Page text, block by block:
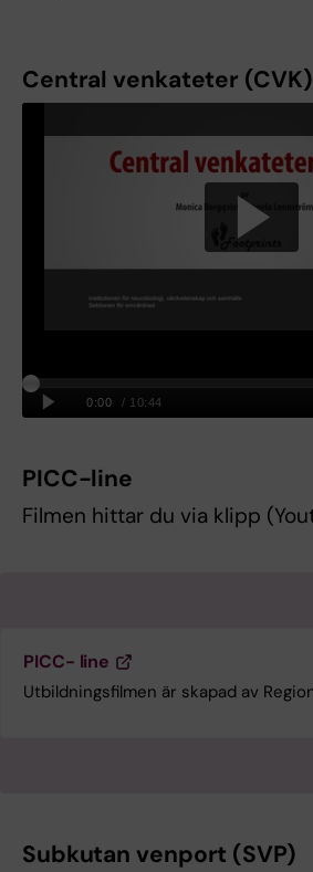
Central venkateter (CVK)
PICC-line
Filmen hittar du via klipp
PICC- line
Utbildningsfilmen är skapad av
Subkutan venport (SVP)